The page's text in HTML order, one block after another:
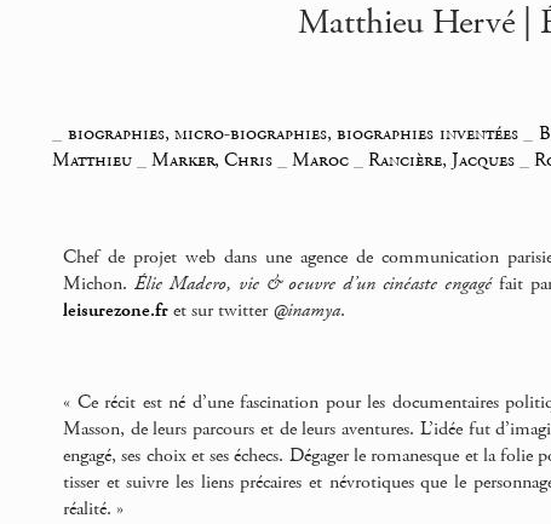
Matthieu Hervé |
_ biographies, micro-biographies, biographies inventées_
Matthieu _Marker, Chris _Maroc _Rancière, Jacques _
Chef de projet web dans une agence de communication
Michon.Élie Madero, vie & oeuvre d’un cinéaste engagéfait
leisurezone.fret sur twitter@inamya.
« Ce récit est né d’une fascination pour les documentaires
Masson, de leurs parcours et de leurs aventures. L’idée fut
engagé, ses choix et ses échecs. Dégager le romanesque et la
tisser et suivre les liens précaires et névrotiques que le
réalité. »